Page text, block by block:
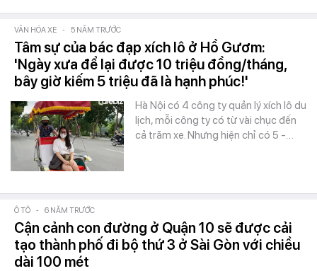
VĂN HÓA XE - 5 NĂM TRƯỚC
Tâm sự của bác đạp xích lô ở Hồ Gươm:
'Ngày xưa để lại được 10 triệu đồng/tháng,
bây giờ kiếm 5 triệu đã là hạnh phúc!'
Hà Nội có 4 công ty quản lý xích lô du
lịch, mỗi công ty có từ vài chục đến
cả trăm xe. Nhưng hiện chỉ có 5 -…
Ô TÔ - 6 NĂM TRƯỚC
Cận cảnh con đường ở Quận 10 sẽ được cải
tạo thành phố đi bộ thứ 3 ở Sài Gòn với chiều
dài 100 mét